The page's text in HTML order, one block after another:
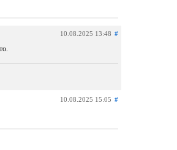
10.08.2025 13:48 #
10.08.2025 15:05 #